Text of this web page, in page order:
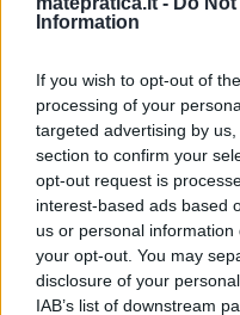
Information
If you wish to opt-out of
processing of your
targeted advertising by
section to confirm your
opt-out request is
interest-based ads based
us or personal
your opt-out. You may
disclosure of your
IAB’s list of downstream